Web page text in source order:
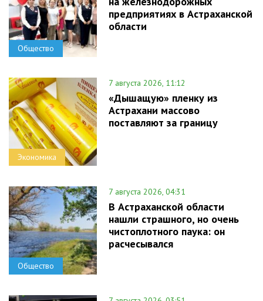
Общество
предприятиях в Астраханской
области
Экономика
7 августа 2026, 11:12
«Дышащую» пленку из
Астрахани массово
поставляют за границу
Общество
7 августа 2026, 04:31
В Астраханской области
нашли страшного, но очень
чистоплотного паука: он
расчесывался